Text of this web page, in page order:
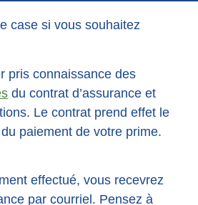
case si vous souhaitez
pris connaissance des
du contrat d’assurance et
Le contrat prend effet le
paiement de votre prime.
effectué, vous recevrez
par courriel. Pensez à